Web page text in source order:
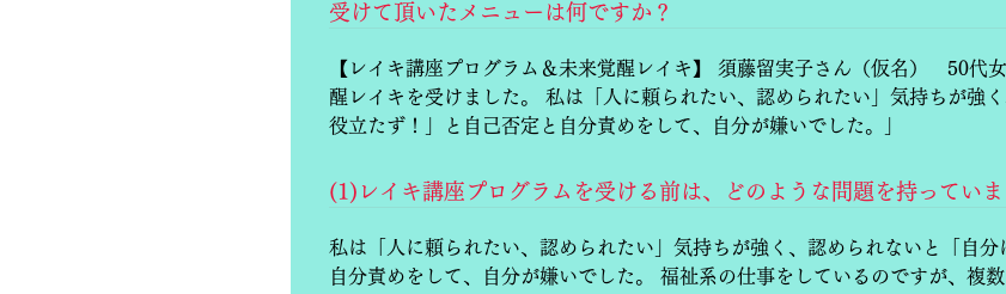
受けて頂いたメニューは何ですか？
【レイキ講座プログラム＆未来覚醒レイキ】 須藤留実子さん（仮名） 50代
醒レイキを受けました。 私は「人に頼られたい、認められたい」気持ちが強
役立たず！」と自己否定と自分責めをして、自分が嫌いでした。」
(1)レイキ講座プログラムを受ける前は、どのような問題を持っていま
私は「人に頼られたい、認められたい」気持ちが強く、認められないと「自
自分責めをして、自分が嫌いでした。 福祉系の仕事をしているのですが、複